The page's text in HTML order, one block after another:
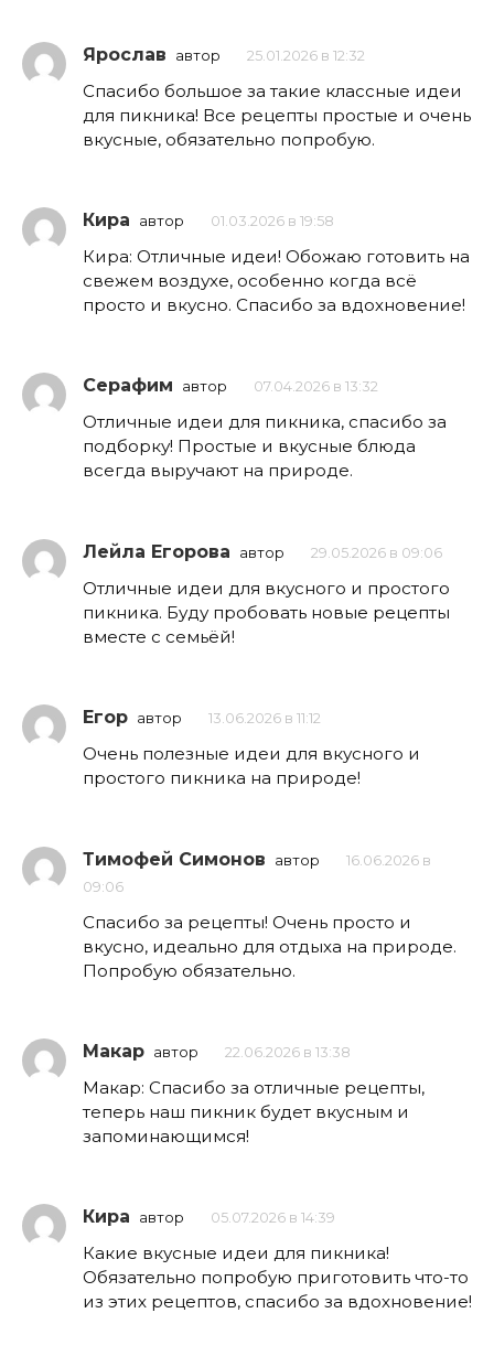
Ярослав автор 25.01.2026 в 12:32
Спасибо большое за такие классные идеи
для пикника! Все рецепты простые и очень
вкусные, обязательно попробую.
Кира автор 01.03.2026 в 19:58
Кира: Отличные идеи! Обожаю готовить на
свежем воздухе, особенно когда всё
просто и вкусно. Спасибо за вдохновение!
Серафим автор 07.04.2026 в 13:32
Отличные идеи для пикника, спасибо за
подборку! Простые и вкусные блюда
всегда выручают на природе.
Лейла Егорова автор 29.05.2026 в 09:06
Отличные идеи для вкусного и простого
пикника. Буду пробовать новые рецепты
вместе с семьёй!
Егор автор 13.06.2026 в 11:12
Очень полезные идеи для вкусного и
простого пикника на природе!
Тимофей Симонов автор
16.06.2026 в
09:06
Спасибо за рецепты! Очень просто и
вкусно, идеально для отдыха на природе.
Попробую обязательно.
Макар автор 22.06.2026 в 13:38
Макар: Спасибо за отличные рецепты,
теперь наш пикник будет вкусным и
запоминающимся!
Кира автор 05.07.2026 в 14:39
Какие вкусные идеи для пикника!
Обязательно попробую приготовить что-то
из этих рецептов, спасибо за вдохновение!